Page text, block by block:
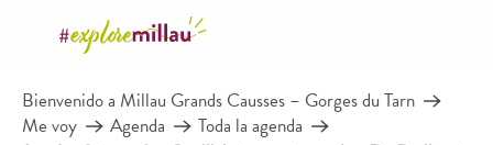
principal
Bienvenido a Millau Grands Causses – Gorges du Tarn
Me voy
Agenda
Toda la agenda